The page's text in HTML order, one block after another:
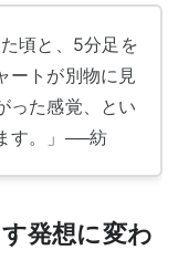
頃と、5分足を
ートが別物に見
った感覚、とい
。」 ──紡
発想に変わ